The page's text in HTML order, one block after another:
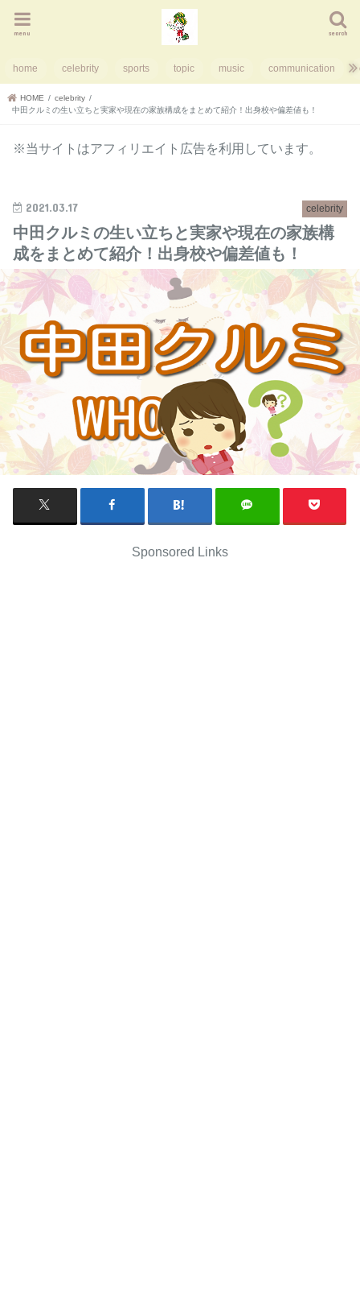
search
menu
home celebrity sports topic music communication
HOME
celebrity
中田クルミの生い立ちと実家や現在の家族構成をまとめて紹介！出身校や偏差値も！
※当サイトはアフィリエイト広告を利用しています。
celebrity
2021.03.17
中田クルミの生い立ちと実家や現在の家族構
成をまとめて紹介！出身校や偏差値も！
Sponsored Links